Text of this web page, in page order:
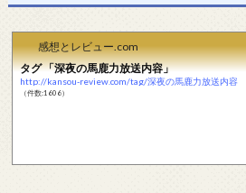
感想とレビュー.com
タグ 「深夜の馬鹿力放送内容」
http://kansou-review.com/tag/深夜の馬鹿力放送内容
（件数:1606）